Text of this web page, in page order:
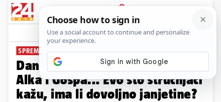
PRIJAVA
News Komentari
SPREMA SE JANJOCID PLUS+
Dan Imotskog, koncert, Oluja pa
Alka i Gospa... Evo što stručnjaci
kažu, ima li dovoljno janjetine?